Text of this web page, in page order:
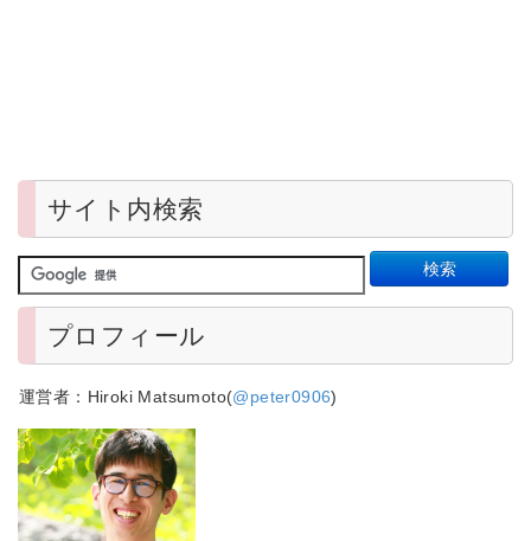
サイト内検索
プロフィール
運営者：Hiroki Matsumoto(@peter0906)